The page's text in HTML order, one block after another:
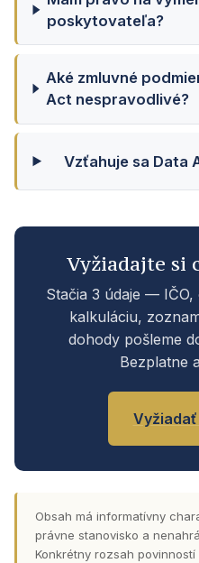
poskytovateľa?
Aké zmluvné
Act nespravodlivé?
Vzťahuje sa Data
Vyžiadajte si
Stačia 3 údaje —
kalkuláciu,
dohody pošleme
Bezplatne
Obsah má informatívny
právne stanovisko a
Konkrétny rozsah